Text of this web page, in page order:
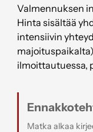
Valmennuksen
Hinta sisältää
intensiivin
ilmoittautuessa,
Matka alkaa